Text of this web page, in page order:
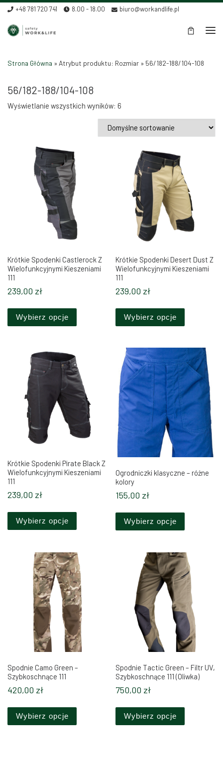
Skip to content
+48 781 720 741 8.00 - 18.00 biuro@workandlife.pl
Strona Główna » Atrybut produktu: Rozmiar » 56/182-188/104-108
56/182-188/104-108
Wyświetlanie wszystkich wyników: 6
Krótkie Spodenki Castlerock Z
Wielofunkcyjnymi Kieszeniami
111
239,00 zł
Wybierz opcje
Krótkie Spodenki Desert Dust Z
Wielofunkcyjnymi Kieszeniami
111
239,00 zł
Wybierz opcje
Krótkie Spodenki Pirate Black Z
Wielofunkcyjnymi Kieszeniami
111
239,00 zł
Wybierz opcje
Ogrodniczki klasyczne – różne
kolory
155,00 zł
Wybierz opcje
Spodnie Camo Green –
Szybkoschnące 111
420,00 zł
Wybierz opcje
Spodnie Tactic Green – Filtr UV,
Szybkoschnące 111 (Oliwka)
750,00 zł
Wybierz opcje